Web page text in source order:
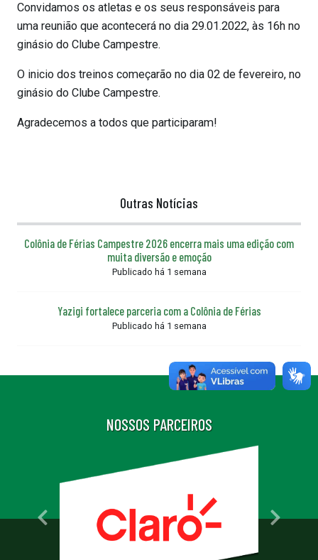
Convidamos os atletas e os seus responsáveis para
uma reunião que acontecerá no dia 29.01.2022, às 16h no
ginásio do Clube Campestre.
O inicio dos treinos começarão no dia 02 de fevereiro, no
ginásio do Clube Campestre.
Agradecemos a todos que participaram!
Outras Notícias
Colônia de Férias Campestre 2026 encerra mais uma edição com
muita diversão e emoção
Publicado há 1 semana
Yazigi fortalece parceria com a Colônia de Férias
Publicado há 1 semana
NOSSOS PARCEIROS